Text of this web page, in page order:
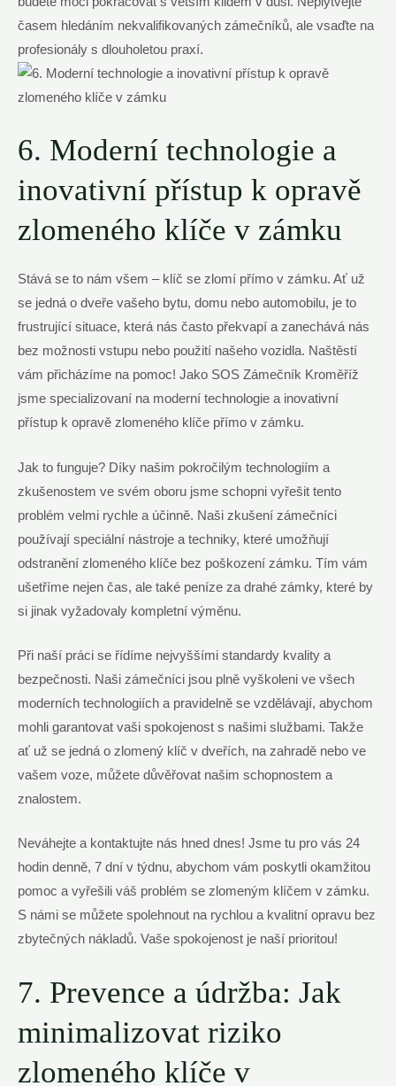
časem hledáním nekvalifikovaných zámečníků, ale vsaďte na
profesionály s dlouholetou praxí.
6. Moderní technologie a
inovativní přístup k opravě
zlomeného klíče v zámku
Stává se to nám všem – klíč se zlomí přímo v zámku. Ať už
se jedná o dveře vašeho bytu, domu nebo automobilu, je to
frustrující situace, která nás často překvapí a zanechává nás
bez možnosti vstupu nebo použití našeho vozidla. Naštěstí
vám přicházíme na pomoc! Jako SOS Zámečník Kroměříž
jsme specializovaní na moderní technologie a inovativní
přístup k opravě zlomeného klíče přímo v zámku.
Jak to funguje? Díky našim pokročilým technologiím a
zkušenostem ve svém oboru jsme schopni vyřešit tento
problém velmi rychle a účinně. Naši zkušení zámečníci
používají speciální nástroje a techniky, které umožňují
odstranění zlomeného klíče bez poškození zámku. Tím vám
ušetříme nejen čas, ale také peníze za drahé zámky, které by
si jinak vyžadovaly kompletní výměnu.
Při naší práci se řídíme nejvyššími standardy kvality a
bezpečnosti. Naši zámečníci jsou plně vyškoleni ve všech
moderních technologiích a pravidelně se vzdělávají, abychom
mohli garantovat vaši spokojenost s našimi službami. Takže
ať už se jedná o zlomený klíč v dveřích, na zahradě nebo ve
vašem voze, můžete důvěřovat našim schopnostem a
znalostem.
Neváhejte a kontaktujte nás hned dnes! Jsme tu pro vás 24
hodin denně, 7 dní v týdnu, abychom vám poskytli okamžitou
pomoc a vyřešili váš problém se zlomeným klíčem v zámku.
S námi se můžete spolehnout na rychlou a kvalitní opravu bez
zbytečných nákladů. Vaše spokojenost je naší prioritou!
7. Prevence a údržba: Jak
minimalizovat riziko
zlomeného klíče v